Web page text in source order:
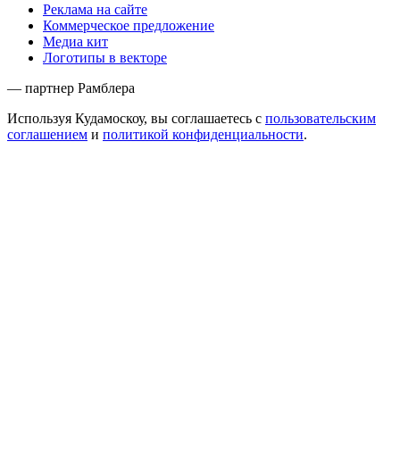
Реклама на сайте
Коммерческое предложение
Медиа кит
Логотипы в векторе
— партнер Рамблера
Используя Кудамоскоу, вы соглашаетесь с пользовательским
соглашением и политикой конфиденциальности.